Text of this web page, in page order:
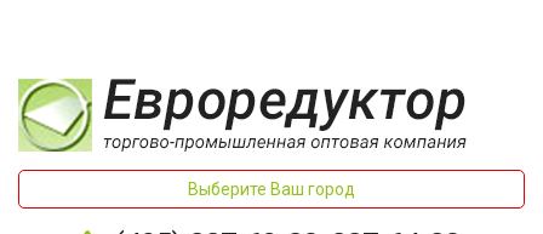
Выберите Ваш город